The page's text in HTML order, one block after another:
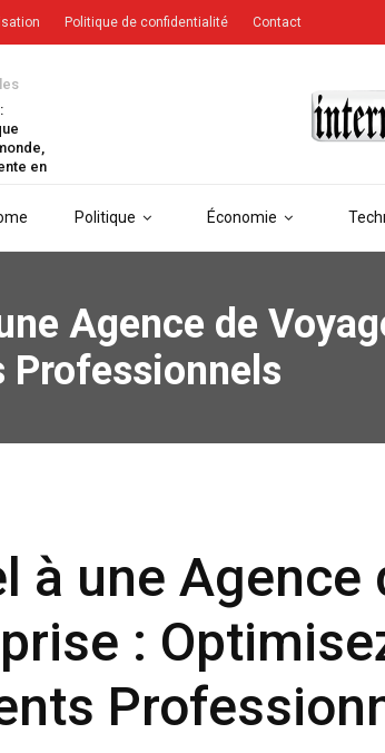
Politique Économie
en
Politique de confidentialité Contact
Agence de
Professionnels
à une Agence
: